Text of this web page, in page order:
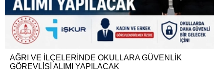
AĞRI VE İLÇELERİNDE OKULLARA GÜVENLİK
GÖREVLİSİ ALIMI YAPILACAK